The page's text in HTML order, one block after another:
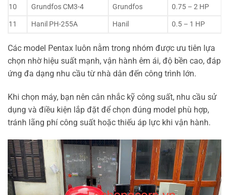
10
Grundfos CM3-4 Grundfos
0.75 – 2 HP
11
Hanil PH-255A Hanil 0.5 – 1 HP
Các model Pentax luôn nằm trong nhóm được ưu tiên lựa
chọn nhờ hiệu suất mạnh, vận hành êm ái, độ bền cao, đáp
ứng đa dạng nhu cầu từ nhà dân đến công trình lớn.
Khi chọn máy, bạn nên cân nhắc kỹ công suất, nhu cầu sử
dụng và điều kiện lắp đặt để chọn đúng model phù hợp,
tránh lãng phí công suất hoặc thiếu áp lực khi vận hành.